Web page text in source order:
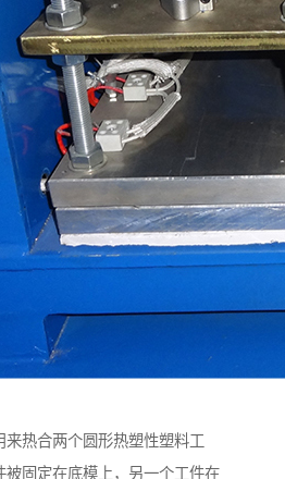
来热合两个圆形热塑性塑料工
被固定在底模上，另一个工件在